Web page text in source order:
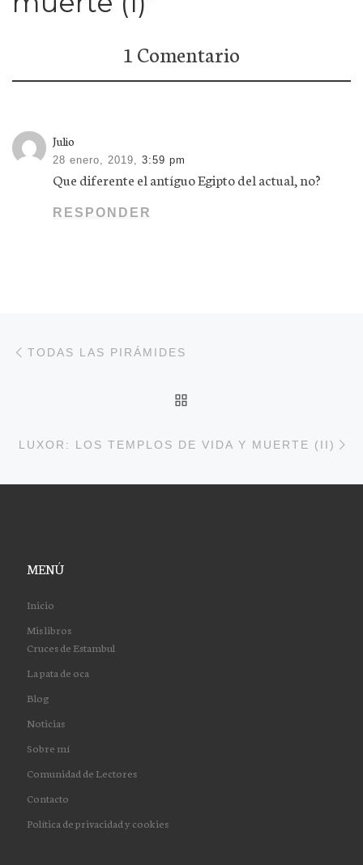
1 Comentario
Julio
28 enero, 2019, 3:59 pm
Que diferente el antíguo Egipto del actual, no?
RESPONDER
Navegación de entradas
TODAS LAS PIRÁMIDES
LUXOR: LOS TEMPLOS DE VIDA Y MUERTE (II)
MENÚ
Inicio
Mis libros
Cruces de Estambul
La pata de oca
Blog
Noticias
Sobre mí
Comunidad de Lectores
Contacto
Política de privacidad y cookies